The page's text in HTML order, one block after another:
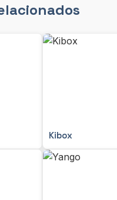
Kibox